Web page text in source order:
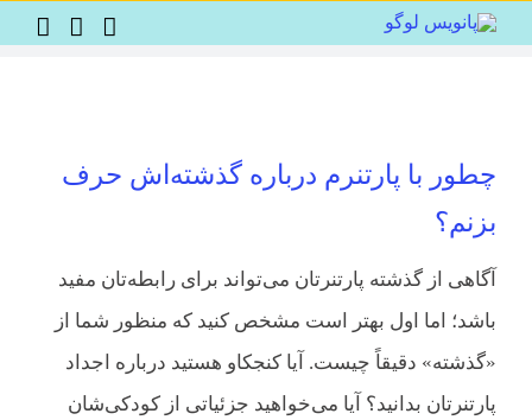
to
چطور با پارتنرم درباره گذشته‌اش حرف
بزنم؟
آگاهی از گذشته پارتنرتان می‌تواند برای رابطه‌تان مفید
باشد؛ اما اول بهتر است مشخص کنید که منظور شما از
«گذشته» دقیقاً چیست. آیا کنجکاو هستید درباره اجداد
پارتنرتان بدانید؟ آیا می‌خواهید جزئیاتی از کودکی‌شان